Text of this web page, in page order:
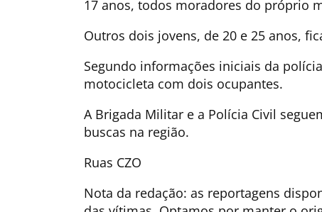
17 anos, todos moradores do próprio
Outros dois jovens, de 20 e 25 anos,
Segundo informações iniciais da
motocicleta com dois ocupantes.
A Brigada Militar e a Polícia Civil
buscas na região.
Ruas CZO
Nota da redação: as reportagens